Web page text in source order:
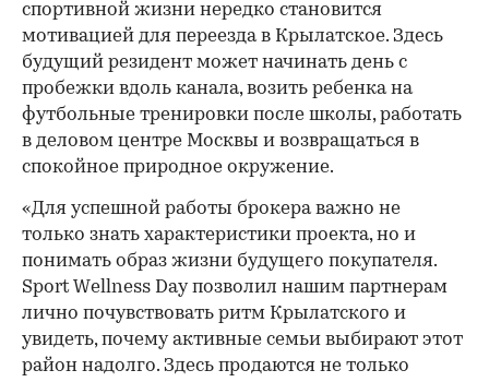
спортивной жизни нередко становится
мотивацией для переезда в Крылатское. Здесь
будущий резидент может начинать день с
пробежки вдоль канала, возить ребенка на
футбольные тренировки после школы, работать
в деловом центре Москвы и возвращаться в
спокойное природное окружение.
«Для успешной работы брокера важно не
только знать характеристики проекта, но и
понимать образ жизни будущего покупателя.
Sport Wellness Day позволил нашим партнерам
лично почувствовать ритм Крылатского и
увидеть, почему активные семьи выбирают этот
район надолго. Здесь продаются не только